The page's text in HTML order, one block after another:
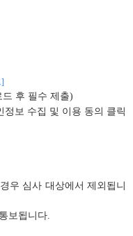
후 필수 제출)
보 수집 및 이용 동의 클릭
우 심사 대상에서 제외됩니
보됩니다.